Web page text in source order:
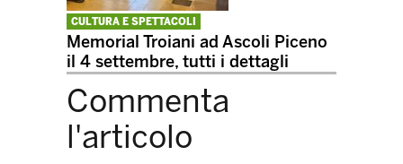
CULTURA E SPETTACOLI
Memorial Troiani ad Ascoli Piceno
il 4 settembre, tutti i dettagli
Commenta
l'articolo